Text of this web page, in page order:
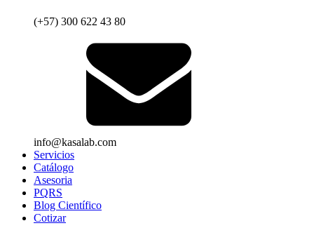
(+57) 300 622 43 80
info@kasalab.com
Servicios
Catálogo
Asesoria
PQRS
Blog Científico
Cotizar